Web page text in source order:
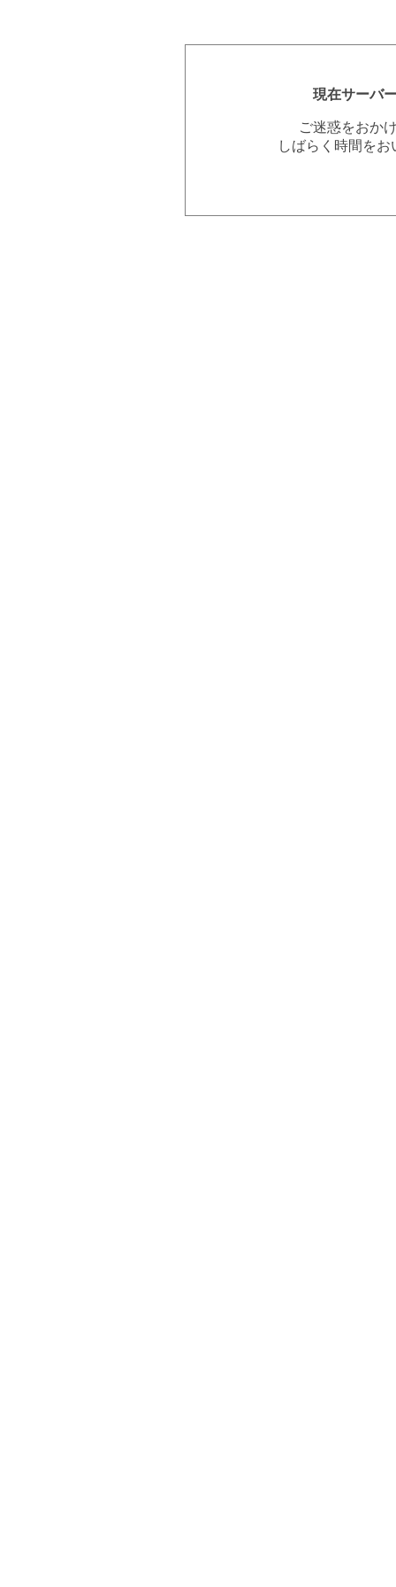
現在サーバ
ご迷惑をおか
しばらく時間を